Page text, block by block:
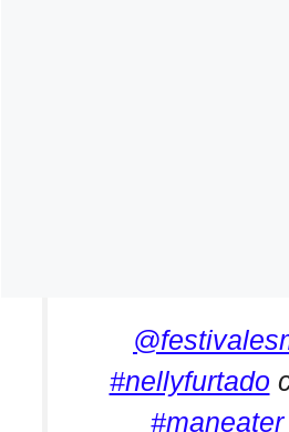
#nellyfurtado
#maneater